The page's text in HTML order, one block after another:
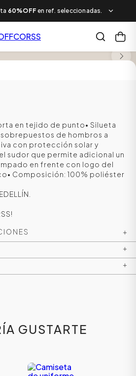
60%OFF en ref. seleccionadas.
en tejido de punto• Silueta
de hombros a
con protección solar y
sudor que permite adicional un
en frente con logo del
Composición: 100% poliéster
+
+
+
GUSTARTE